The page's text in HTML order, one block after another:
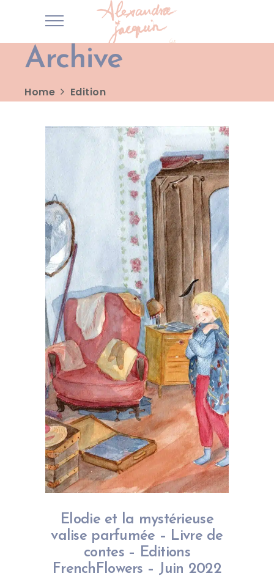
Archive
Home Edition
Elodie et la mystérieuse
valise parfumée – Livre de
contes – Editions
FrenchFlowers – Juin 2022